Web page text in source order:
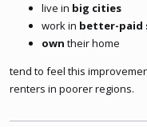
live in big cities
work in better-paid
own their home
tend to feel this
renters in poorer regions.